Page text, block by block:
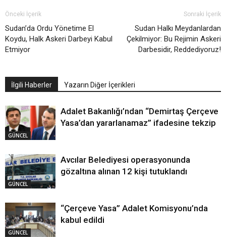
Önceki İçerik
Sudan’da Ordu Yönetime El
Koydu, Halk Askeri Darbeyi Kabul
Etmiyor
Sonraki İçerik
Sudan Halkı Meydanlardan
Çekilmiyor: Bu Rejimin Askeri
Darbesidir, Reddediyoruz!
İlgili Haberler Yazarın Diğer İçerikleri
GÜNCEL
Adalet Bakanlığı’ndan “Demirtaş Çerçeve
Yasa’dan yararlanamaz” ifadesine tekzip
GÜNCEL
Avcılar Belediyesi operasyonunda
gözaltına alınan 12 kişi tutuklandı
GÜNCEL
“Çerçeve Yasa” Adalet Komisyonu’nda
kabul edildi